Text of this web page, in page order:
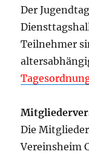
Der
Teilnehmer
Die
Vereinsheim